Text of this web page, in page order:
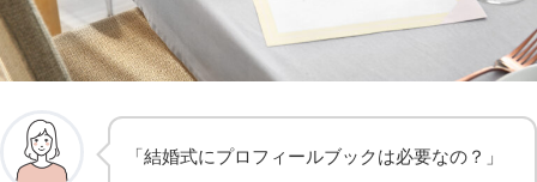
「結婚式にプロフィールブックは必要なの？」